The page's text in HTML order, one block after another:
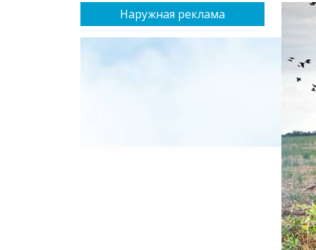
Наружная реклама